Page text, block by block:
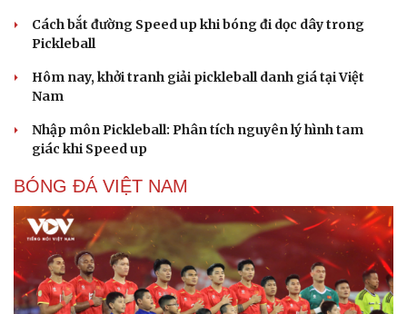
Cải chính
Cách bắt đường Speed up khi bóng đi dọc dây trong
Pickleball
Hôm nay, khởi tranh giải pickleball danh giá tại Việt
Nam
Nhập môn Pickleball: Phân tích nguyên lý hình tam
giác khi Speed up
BÓNG ĐÁ VIỆT NAM